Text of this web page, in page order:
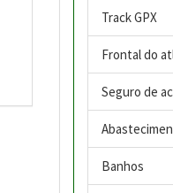
Track GPX
Frontal do
Seguro de
Banhos